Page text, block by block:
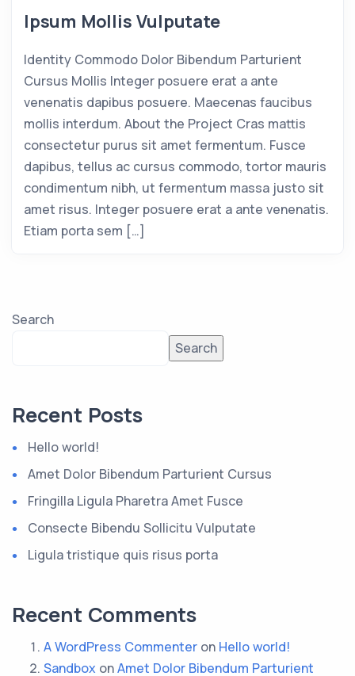
Ipsum Mollis Vulputate
Identity Commodo Dolor Bibendum Parturient
Cursus Mollis Integer posuere erat a ante
venenatis dapibus posuere. Maecenas faucibus
mollis interdum. About the Project Cras mattis
consectetur purus sit amet fermentum. Fusce
dapibus, tellus ac cursus commodo, tortor mauris
condimentum nibh, ut fermentum massa justo sit
amet risus. Integer posuere erat a ante venenatis.
Etiam porta sem […]
Search
Search
Recent Posts
Hello world!
Amet Dolor Bibendum Parturient Cursus
Fringilla Ligula Pharetra Amet Fusce
Consecte Bibendu Sollicitu Vulputate
Ligula tristique quis risus porta
Recent Comments
A WordPress Commenter on Hello world!
Sandbox onAmet Dolor Bibendum Parturient